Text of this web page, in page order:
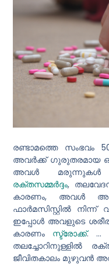
രണ്ടാമത്തെ സംഭവം
അവർക്ക് ഗുരുതരമായ
അവൾ മരുന്നുകൾ
രക്തസമ്മർദ്ദം,
കാരണം, അവൾ
ഫാർമസിസ്റ്റിൽ നിന്ന്
ഇപ്പോൾ അവളുടെ
കാരണം സ്ട്രോക്ക്. ...
തലച്ചോറിനുള്ളിൽ
ജീവിതകാലം മുഴുവൻ